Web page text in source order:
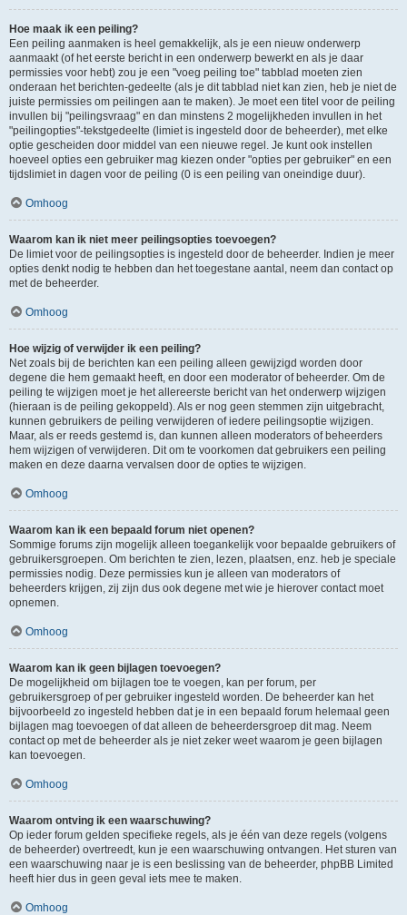
Hoe maak ik een peiling?
Een peiling aanmaken is heel gemakkelijk, als je een nieuw onderwerp
aanmaakt (of het eerste bericht in een onderwerp bewerkt en als je daar
permissies voor hebt) zou je een "voeg peiling toe" tabblad moeten zien
onderaan het berichten-gedeelte (als je dit tabblad niet kan zien, heb je niet de
juiste permissies om peilingen aan te maken). Je moet een titel voor de peiling
invullen bij "peilingsvraag" en dan minstens 2 mogelijkheden invullen in het
"peilingopties"-tekstgedeelte (limiet is ingesteld door de beheerder), met elke
optie gescheiden door middel van een nieuwe regel. Je kunt ook instellen
hoeveel opties een gebruiker mag kiezen onder "opties per gebruiker" en een
tijdslimiet in dagen voor de peiling (0 is een peiling van oneindige duur).
Omhoog
Waarom kan ik niet meer peilingsopties toevoegen?
De limiet voor de peilingsopties is ingesteld door de beheerder. Indien je meer
opties denkt nodig te hebben dan het toegestane aantal, neem dan contact op
met de beheerder.
Omhoog
Hoe wijzig of verwijder ik een peiling?
Net zoals bij de berichten kan een peiling alleen gewijzigd worden door
degene die hem gemaakt heeft, en door een moderator of beheerder. Om de
peiling te wijzigen moet je het allereerste bericht van het onderwerp wijzigen
(hieraan is de peiling gekoppeld). Als er nog geen stemmen zijn uitgebracht,
kunnen gebruikers de peiling verwijderen of iedere peilingsoptie wijzigen.
Maar, als er reeds gestemd is, dan kunnen alleen moderators of beheerders
hem wijzigen of verwijderen. Dit om te voorkomen dat gebruikers een peiling
maken en deze daarna vervalsen door de opties te wijzigen.
Omhoog
Waarom kan ik een bepaald forum niet openen?
Sommige forums zijn mogelijk alleen toegankelijk voor bepaalde gebruikers of
gebruikersgroepen. Om berichten te zien, lezen, plaatsen, enz. heb je speciale
permissies nodig. Deze permissies kun je alleen van moderators of
beheerders krijgen, zij zijn dus ook degene met wie je hierover contact moet
opnemen.
Omhoog
Waarom kan ik geen bijlagen toevoegen?
De mogelijkheid om bijlagen toe te voegen, kan per forum, per
gebruikersgroep of per gebruiker ingesteld worden. De beheerder kan het
bijvoorbeeld zo ingesteld hebben dat je in een bepaald forum helemaal geen
bijlagen mag toevoegen of dat alleen de beheerdersgroep dit mag. Neem
contact op met de beheerder als je niet zeker weet waarom je geen bijlagen
kan toevoegen.
Omhoog
Waarom ontving ik een waarschuwing?
Op ieder forum gelden specifieke regels, als je één van deze regels (volgens
de beheerder) overtreedt, kun je een waarschuwing ontvangen. Het sturen van
een waarschuwing naar je is een beslissing van de beheerder, phpBB Limited
heeft hier dus in geen geval iets mee te maken.
Omhoog